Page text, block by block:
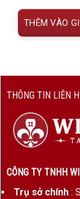
THÊM VÀO
THÔNG TIN LIÊN
CÔNG TY TNHH
Trụ sở chính: